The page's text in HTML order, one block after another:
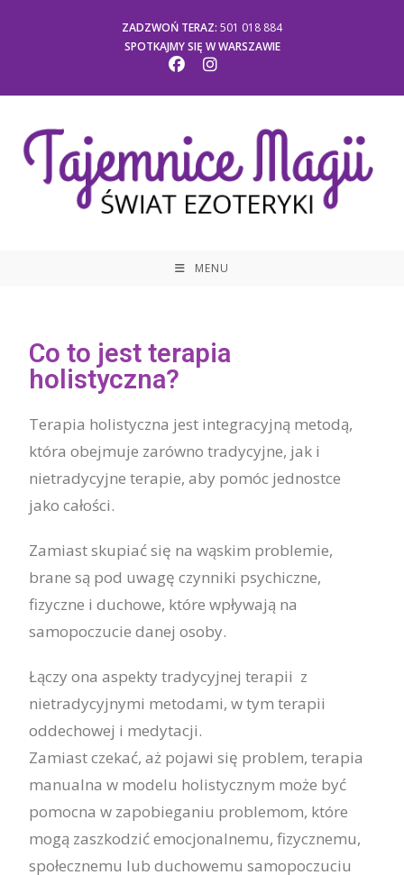
ZADZWOŃ TERAZ: 501 018 884
SPOTKAJMY SIĘ W WARSZAWIE
MENU
Co to jest terapia
holistyczna?
Terapia holistyczna jest integracyjną metodą,
która obejmuje zarówno tradycyjne, jak i
nietradycyjne terapie, aby pomóc jednostce
jako całości.
Zamiast skupiać się na wąskim problemie,
brane są pod uwagę czynniki psychiczne,
fizyczne i duchowe, które wpływają na
samopoczucie danej osoby.
Łączy ona aspekty tradycyjnej terapii z
nietradycyjnymi metodami, w tym terapii
oddechowej i medytacji.
Zamiast czekać, aż pojawi się problem, terapia
manualna w modelu holistycznym może być
pomocna w zapobieganiu problemom, które
mogą zaszkodzić emocjonalnemu, fizycznemu,
społecznemu lub duchowemu samopoczuciu